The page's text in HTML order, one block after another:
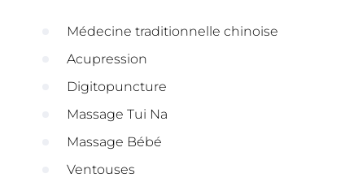
Médecine traditionnelle chinoise
Acupression
Digitopuncture
Massage Tui Na
Massage Bébé
Ventouses